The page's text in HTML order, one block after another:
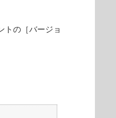
トの［バージョ